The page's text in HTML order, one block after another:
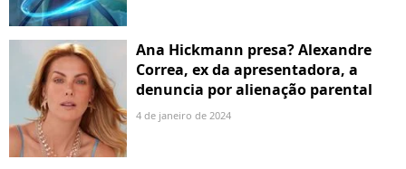
Ana Hickmann presa? Alexandre
Correa, ex da apresentadora, a
denuncia por alienação parental
4 de janeiro de 2024